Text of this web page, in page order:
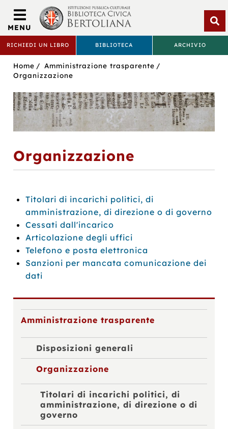
BIBLIOTECA
CIVICA
BERTOLIANA
RICHIEDI UN LIBRO BIBLIOTECA ARCHIVIO
MENU
Bertoliana
Sei
in:
Home
Amministrazione trasparente
Organizzazione
Organizzazione
Titolari di incarichi politici, di
amministrazione, di direzione o di governo
Cessati dall'incarico
Articolazione degli uffici
Telefono e posta elettronica
Sanzioni per mancata comunicazione dei
dati
Amministrazione trasparente
Disposizioni generali
Organizzazione
Titolari di incarichi politici, di
amministrazione, di direzione o di
governo